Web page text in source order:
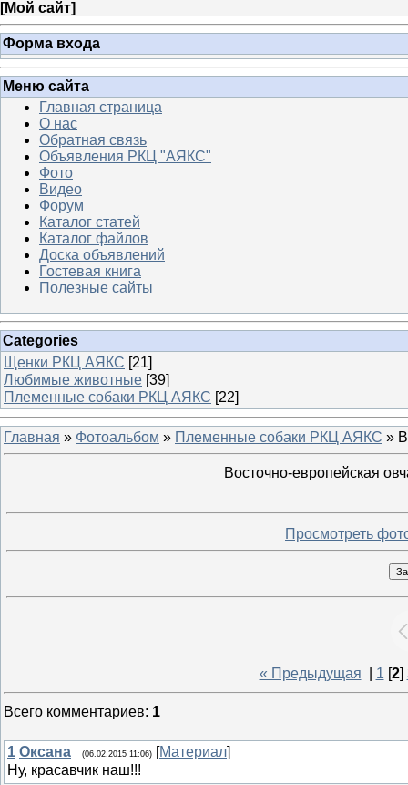
[Мой сайт]
Форма входа
Меню сайта
Главная страница
О нас
Обратная связь
Объявления РКЦ "АЯКС"
Фото
Видео
Форум
Каталог статей
Каталог файлов
Доска объявлений
Гостевая книга
Полезные сайты
Categories
Щенки РКЦ АЯКС [21]
Любимые животные [39]
Племенные собаки РКЦ АЯКС [22]
Главная » Фотоальбом » Племенные собаки РКЦ АЯКС »
Восточно-европейская
Просмотреть
« Предыдущая 1 [2]
Всего комментариев: 1
1 Оксана (06.02.2015 11:06) [Материал]
Ну, красавчик наш!!!